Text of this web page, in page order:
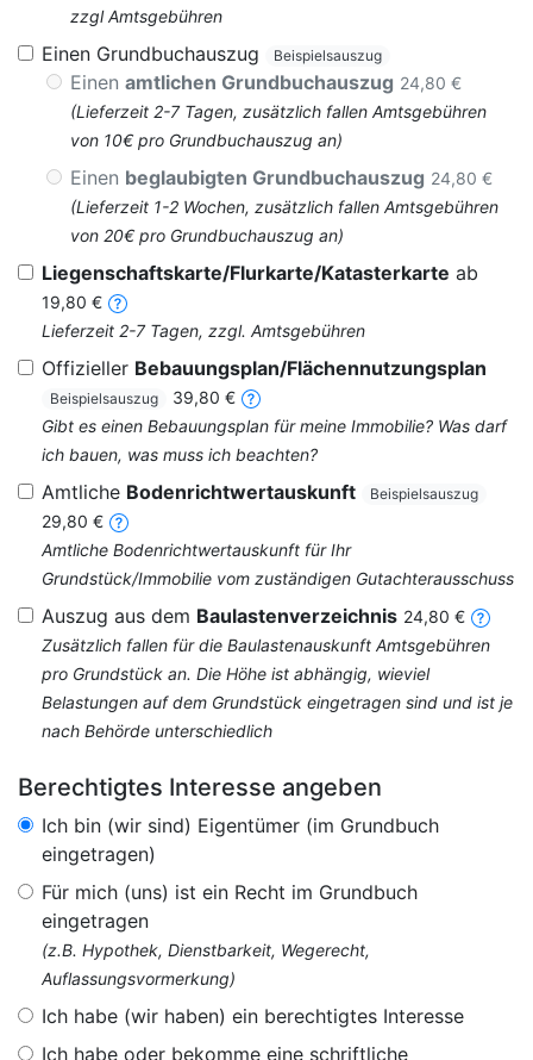
zzgl Amtsgebühren
Einen Grundbuchauszug Beispielsauszug
Einen amtlichen Grundbuchauszug 24,80 €
(Lieferzeit 2-7 Tagen, zusätzlich fallen Amtsgebühren
von 10€ pro Grundbuchauszug an)
Einen beglaubigten Grundbuchauszug 24,80 €
(Lieferzeit 1-2 Wochen, zusätzlich fallen Amtsgebühren
von 20€ pro Grundbuchauszug an)
Liegenschaftskarte/Flurkarte/Katasterkarte ab
19,80 €
Lieferzeit 2-7 Tagen, zzgl. Amtsgebühren
Offizieller Bebauungsplan/Flächennutzungsplan
Beispielsauszug
39,80 €
Gibt es einen Bebauungsplan für meine Immobilie? Was darf
ich bauen, was muss ich beachten?
Amtliche Bodenrichtwertauskunft Beispielsauszug
29,80 €
Amtliche Bodenrichtwertauskunft für Ihr
Grundstück/Immobilie vom zuständigen Gutachterausschuss
Auszug aus dem Baulastenverzeichnis 24,80 €
Zusätzlich fallen für die Baulastenauskunft Amtsgebühren
pro Grundstück an. Die Höhe ist abhängig, wieviel
Belastungen auf dem Grundstück eingetragen sind und ist je
nach Behörde unterschiedlich
Berechtigtes Interesse angeben
Ich bin (wir sind) Eigentümer (im Grundbuch
eingetragen)
Für mich (uns) ist ein Recht im Grundbuch
eingetragen
(z.B. Hypothek, Dienstbarkeit, Wegerecht,
Auflassungsvormerkung)
Ich habe (wir haben) ein berechtigtes Interesse
Ich habe oder bekomme eine schriftliche